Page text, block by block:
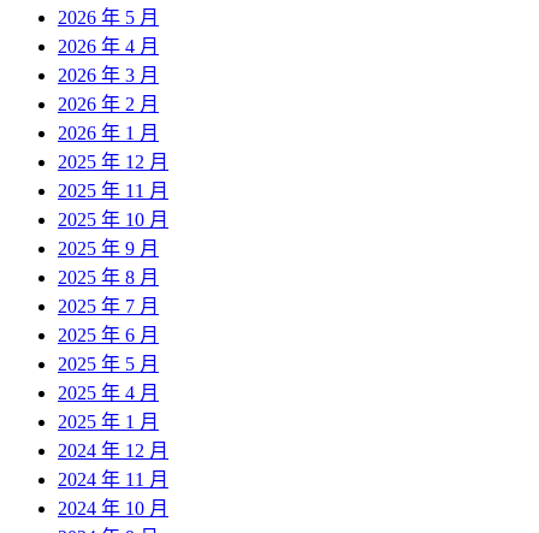
2026 年 5 月
2026 年 4 月
2026 年 3 月
2026 年 2 月
2026 年 1 月
2025 年 12 月
2025 年 11 月
2025 年 10 月
2025 年 9 月
2025 年 8 月
2025 年 7 月
2025 年 6 月
2025 年 5 月
2025 年 4 月
2025 年 1 月
2024 年 12 月
2024 年 11 月
2024 年 10 月